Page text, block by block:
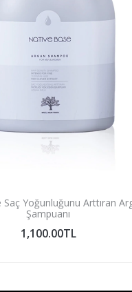
Saç Yoğunluğunu Arttıran
Şampuanı
1,100.00TL